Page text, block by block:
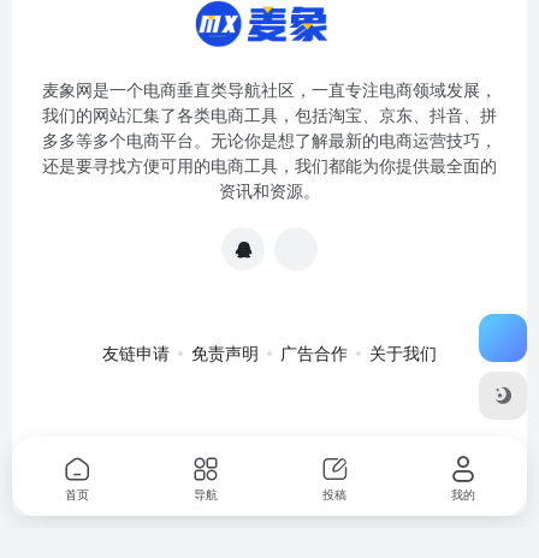
麦象网是一个电商垂直类导航社区，一直专注电商领域发展，
我们的网站汇集了各类电商工具，包括淘宝、京东、抖音、拼
多多等多个电商平台。无论你是想了解最新的电商运营技巧，
还是要寻找方便可用的电商工具，我们都能为你提供最全面的
资讯和资源。
友链申请 免责声明 广告合作 关于我们
2020057301号-1
首页 导航 投稿 我的